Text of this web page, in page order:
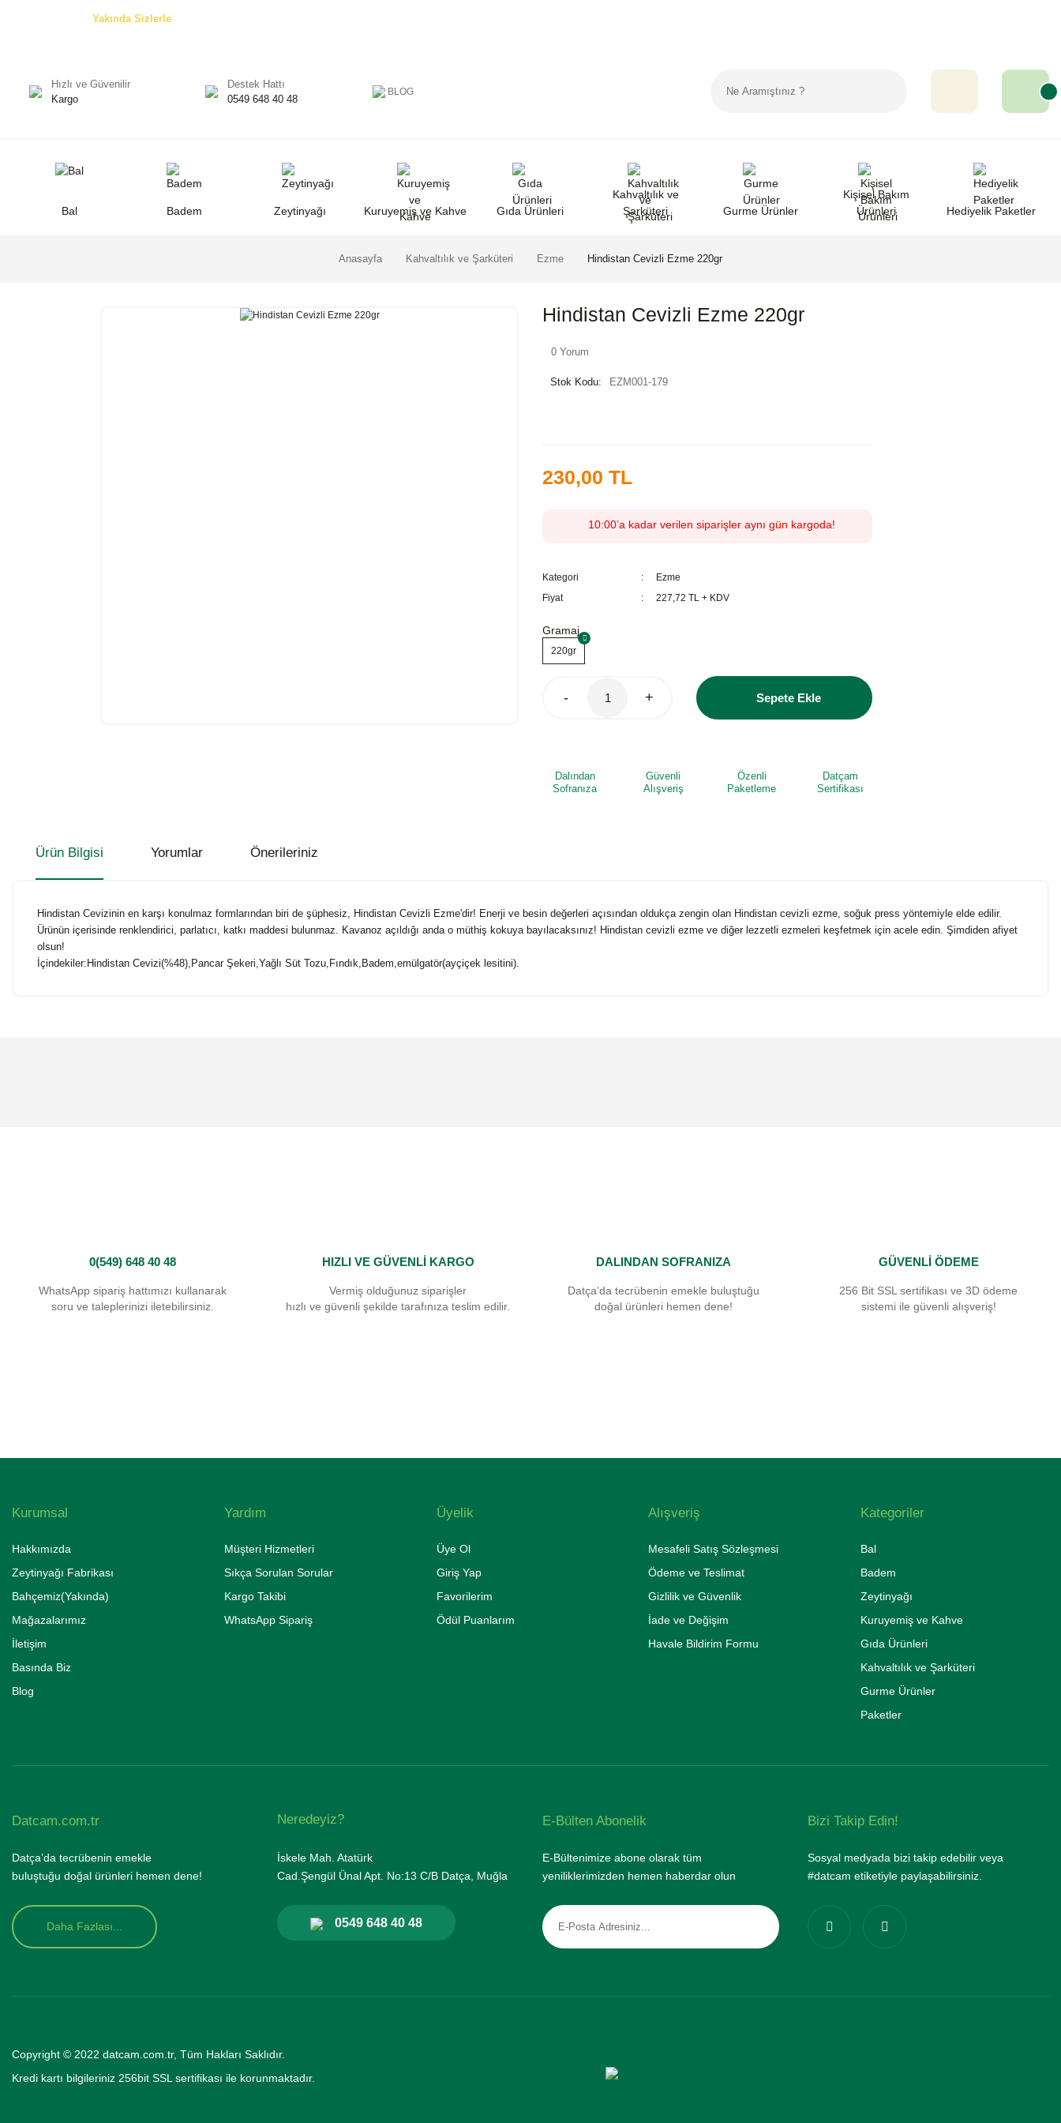
Yakında Sizlerle
Hızlı ve Güvenilir
Kargo
Destek Hattı
0549 648 40 48
BLOG
Bal Badem Zeytinyağı Kuruyemiş ve Kahve Gıda Ürünleri
Kahvaltılık ve
Şarküteri
Gurme Ürünler
Kişisel Bakım
Ürünleri
Hediyelik Paketler
Anasayfa Kahvaltılık ve Şarküteri Ezme Hindistan Cevizli Ezme 220gr
Hindistan Cevizli Ezme 220gr
0 Yorum
Stok Kodu: EZM001-179
230,00 TL
10:00’a kadar verilen siparişler aynı gün kargoda!
Kategori
Ezme
Fiyat
227,72 TL + KDV
Gramaj
220gr
- + Sepete Ekle
Dalından
Sofranıza
Güvenli
Alışveriş
Özenli
Paketleme
Datçam
Sertifikası
Ürün Bilgisi Yorumlar Önerileriniz
Hindistan Cevizinin en karşı konulmaz formlarından biri de şüphesiz, Hindistan Cevizli Ezme'dir! Enerji ve besin değerleri açısından oldukça zengin olan Hindistan cevizli ezme, soğuk press yöntemiyle elde edilir.
Ürünün içerisinde renklendirici, parlatıcı, katkı maddesi bulunmaz. Kavanoz açıldığı anda o müthiş kokuya bayılacaksınız! Hindistan cevizli ezme ve diğer lezzetli ezmeleri keşfetmek için acele edin. Şimdiden afiyet
olsun!
İçindekiler:Hindistan Cevizi(%48),Pancar Şekeri,Yağlı Süt Tozu,Fındık,Badem,emülgatör(ayçiçek lesitini).
0(549) 648 40 48
WhatsApp sipariş hattımızı kullanarak
soru ve taleplerinizi iletebilirsiniz.
HIZLI VE GÜVENLİ KARGO
Vermiş olduğunuz siparişler
hızlı ve güvenli şekilde tarafınıza teslim edilir.
DALINDAN SOFRANIZA
Datça’da tecrübenin emekle buluştuğu
doğal ürünleri hemen dene!
GÜVENLİ ÖDEME
256 Bit SSL sertifikası ve 3D ödeme
sistemi ile güvenli alışveriş!
Kurumsal
Hakkımızda
Zeytinyağı Fabrikası
Bahçemiz(Yakında)
Mağazalarımız
İletişim
Basında Biz
Blog
Yardım
Müşteri Hizmetleri
Sıkça Sorulan Sorular
Kargo Takibi
WhatsApp Sipariş
Üyelik
Üye Ol
Giriş Yap
Favorilerim
Ödül Puanlarım
Alışveriş
Mesafeli Satış Sözleşmesi
Ödeme ve Teslimat
Gizlilik ve Güvenlik
İade ve Değişim
Havale Bildirim Formu
Kategoriler
Bal
Badem
Zeytinyağı
Kuruyemiş ve Kahve
Gıda Ürünleri
Kahvaltılık ve Şarküteri
Gurme Ürünler
Paketler
Datcam.com.tr
Datça’da tecrübenin emekle
buluştuğu doğal ürünleri hemen dene!
Daha Fazlası...
Neredeyiz?
İskele Mah. Atatürk
Cad.Şengül Ünal Apt. No:13 C/B Datça, Muğla
0549 648 40 48
E-Bülten Abonelik
E-Bültenimize abone olarak tüm
yeniliklerimizden hemen haberdar olun
Bizi Takip Edin!
Sosyal medyada bizi takip edebilir veya
#datcam etiketiyle paylaşabilirsiniz.
Copyright © 2022 datcam.com.tr, Tüm Hakları Saklıdır.
Kredi kartı bilgileriniz 256bit SSL sertifikası ile korunmaktadır.